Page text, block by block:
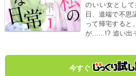
のいい女とし
日、道端で不思
って帰宅すると
が……!? 追い出
わず声を張り
さきれい）。交
のピアス周辺で
今すぐ